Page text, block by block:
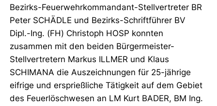
Bezirks-Feuerwehrkommandant-Stellvertreter BR
Peter SCHÄDLE und Bezirks-Schriftführer BV
Dipl.-Ing. (FH) Christoph HOSP konnten
zusammen mit den beiden Bürgermeister-
Stellvertretern Markus ILLMER und Klaus
SCHIMANA die Auszeichnungen für 25-jährige
eifrige und ersprießliche Tätigkeit auf dem Gebiet
des Feuerlöschwesen an LM Kurt BADER, BM Ing.